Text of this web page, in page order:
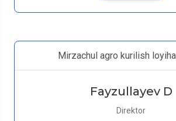
Mirzachul agro kurilish
Fayzullayev D
Direktor